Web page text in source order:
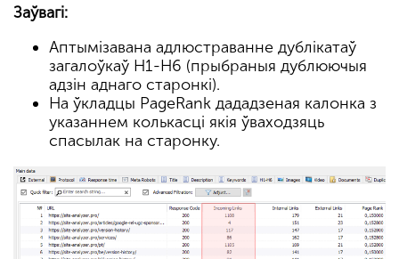
Заўвагі:
Аптымізавана адлюстраванне дублікатаў
загалоўкаў H1-H6 (прыбраныя дублюючыя
адзін аднаго старонкі).
На ўкладцы PageRank дададзеная калонка з
указаннем колькасці якія ўваходзяць
спасылак на старонку.